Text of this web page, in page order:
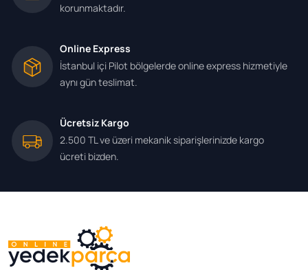
korunmaktadır.
Online Express
İstanbul içi Pilot bölgelerde online express hizmetiyle
aynı gün teslimat.
Ücretsiz Kargo
2.500 TL ve üzeri mekanik siparişlerinizde kargo
ücreti bizden.